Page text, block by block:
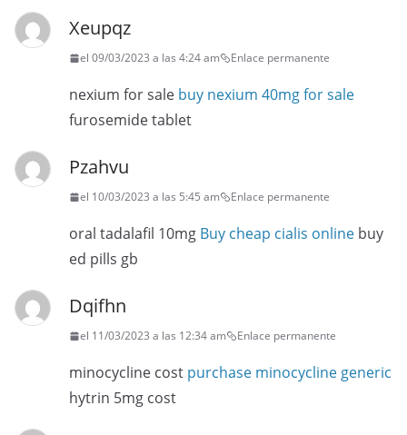
Xeupqz
el 09/03/2023 a las 4:24 am Enlace permanente
nexium for sale buy nexium 40mg for sale
furosemide tablet
Pzahvu
el 10/03/2023 a las 5:45 am Enlace permanente
oral tadalafil 10mg Buy cheap cialis online buy
ed pills gb
Dqifhn
el 11/03/2023 a las 12:34 am Enlace permanente
minocycline cost purchase minocycline generic
hytrin 5mg cost